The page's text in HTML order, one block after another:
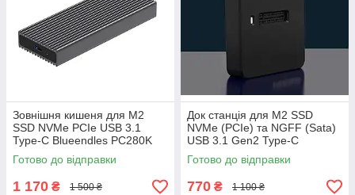
Зовнішня кишеня для M2
SSD NVMe PCIe USB 3.1
Type-C Blueendles PC280K
Original
Готово до відправки
1 170 ₴ 1 500 ₴
Док станція для M2 SSD
NVMe (PCIe) та NGFF (Sata)
USB 3.1 Gen2 Type-C
Blueendless SD03A Original
Готово до відправки
770 ₴ 1 100 ₴